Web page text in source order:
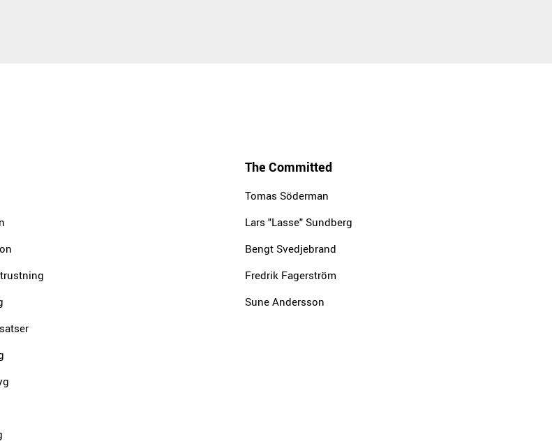
The Committed
Tomas Söderman
Lars "Lasse" Sundberg
Bengt Svedjebrand
Fredrik Fagerström
Sune Andersson